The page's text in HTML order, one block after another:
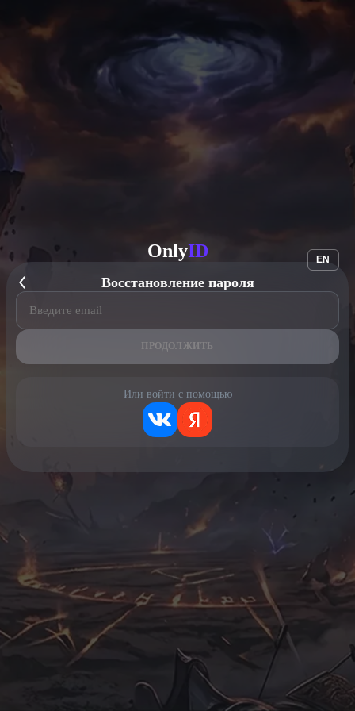
EN
OnlyID
Восстановление пароля
ПРОДОЛЖИТЬ
Или войти с помощью